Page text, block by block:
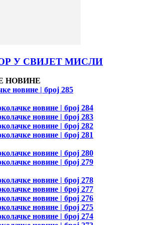
У СВИЈЕТ МИСЛИ
НОВИНЕ
новине | број 285
новине | број 284
новине | број 283
новине | број 282
новине | број 281
новине | број 280
новине | број 279
новине | број 278
новине | број 277
новине | број 276
новине | број 275
новине | број 274